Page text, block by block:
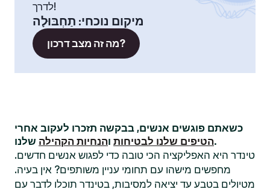
לדרך!
מיקום נוכחי: תַחְבּוּלָה
מה זה מצב דרכון?
כשאתם פוגשים אנשים, בבקשה תזכרו לעקוב אחרי
הטיפים שלנו לבטיחות והנחיות הקהילה
שלנו.
טינדר היא האפליקציה הכי טובה כדי לפגוש אנשים חדשים.
מחפשים מישהו עם תחומי עניין משותפים? אין בעיה.
מטיולים בטבע עד יציאה למסיבות, בטינדר תוכלו לדבר עם